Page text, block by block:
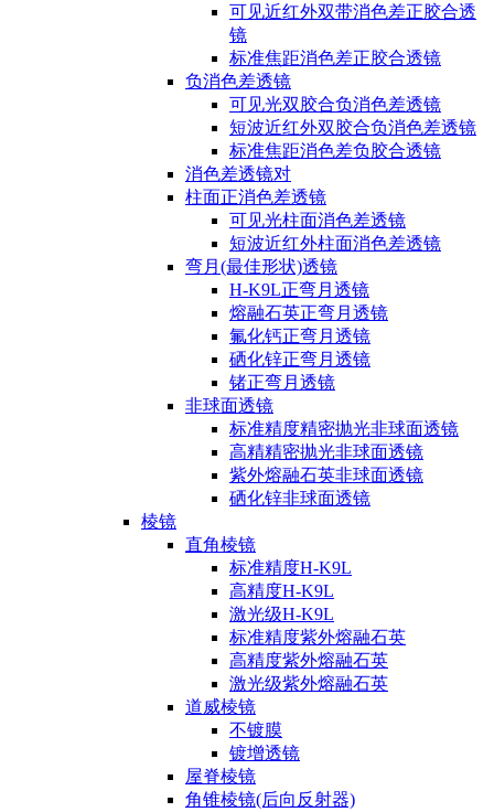
可见近红外双带消色差正胶合透
镜
标准焦距消色差正胶合透镜
负消色差透镜
可见光双胶合负消色差透镜
短波近红外双胶合负消色差透镜
标准焦距消色差负胶合透镜
消色差透镜对
柱面正消色差透镜
可见光柱面消色差透镜
短波近红外柱面消色差透镜
弯月(最佳形状)透镜
H-K9L正弯月透镜
熔融石英正弯月透镜
氟化钙正弯月透镜
硒化锌正弯月透镜
锗正弯月透镜
非球面透镜
标准精度精密抛光非球面透镜
高精精密抛光非球面透镜
紫外熔融石英非球面透镜
硒化锌非球面透镜
棱镜
直角棱镜
标准精度H-K9L
高精度H-K9L
激光级H-K9L
标准精度紫外熔融石英
高精度紫外熔融石英
激光级紫外熔融石英
道威棱镜
不镀膜
镀增透镜
屋脊棱镜
角锥棱镜(后向反射器)